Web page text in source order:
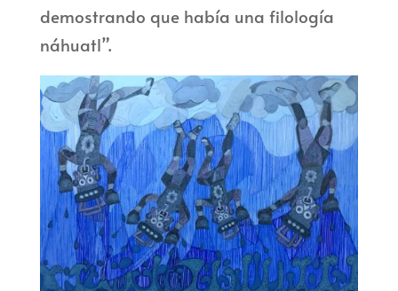
demostrando que había una filología
náhuatl”.